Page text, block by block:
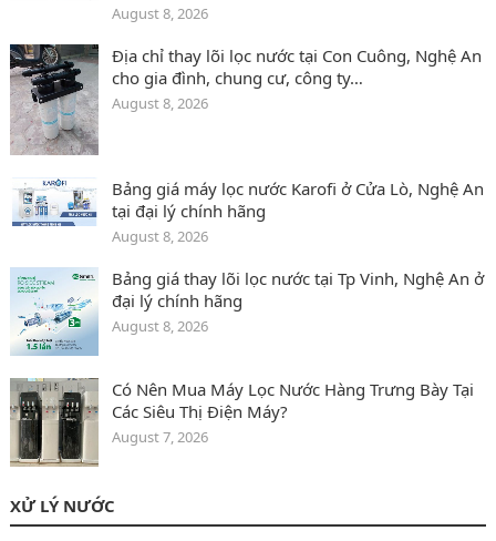
August 8, 2026
Địa chỉ thay lõi lọc nước tại Con Cuông‎, Nghệ An
cho gia đình, chung cư, công ty…
August 8, 2026
Bảng giá máy lọc nước Karofi ở Cửa Lò‎, Nghệ An
tại đại lý chính hãng
August 8, 2026
Bảng giá thay lõi lọc nước tại Tp Vinh, Nghệ An ở
đại lý chính hãng
August 8, 2026
Có Nên Mua Máy Lọc Nước Hàng Trưng Bày Tại
Các Siêu Thị Điện Máy?
August 7, 2026
XỬ LÝ NƯỚC